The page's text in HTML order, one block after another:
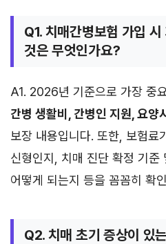
Q1. 치매간병보험 가입
것은 무엇인가요?
A1. 2026년 기준으로 가장 중
간병 생활비, 간병인 지원, 요양
보장 내용입니다. 또한, 보험료
신형인지, 치매 진단 확정 기준
어떻게 되는지 등을 꼼꼼히 확
Q2. 치매 초기 증상이 있